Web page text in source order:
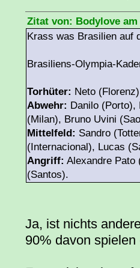
Zitat von: Bodylove am
Krass was Brasilien auf
Brasiliens-Olympia-
Torhüter: Neto
Abwehr: Danilo
(Milan), Bruno Uvini
Mittelfeld: Sandro
(Internacional), Lucas
Angriff: Alexandre Pato
(Santos).
Ja, ist nichts
90% davon spielen